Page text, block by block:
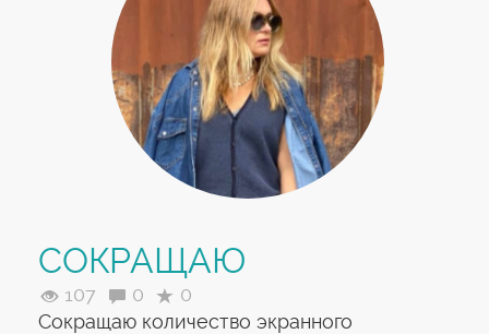
СОКРАЩАЮ
107 0
0
Сокращаю количество экранного